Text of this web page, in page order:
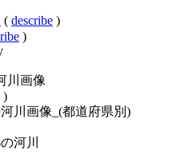
( describe )
)
川画像
)
河川画像_(都道府県別)
河川